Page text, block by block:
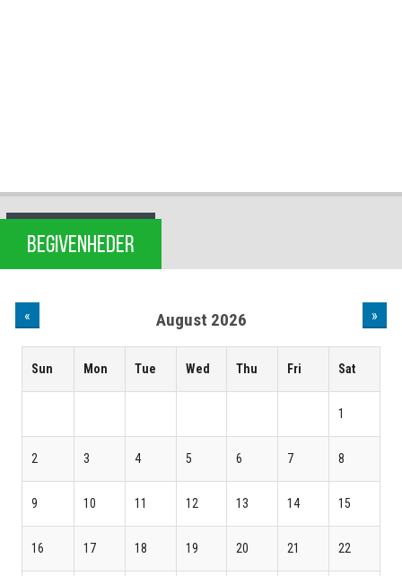
BEGIVENHEDER
« August 2026 »
Sun Mon Tue Wed Thu Fri Sat
1
2 3 4 5 6 7 8
9 10 11 12 13 14 15
16 17 18 19 20 21 22